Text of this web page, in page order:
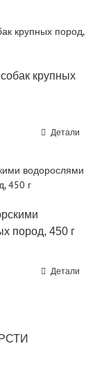
крупных
Детали
пород, 450 г
Детали